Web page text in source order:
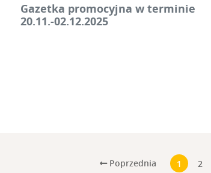
Gazetka promocyjna w terminie
20.11.-02.12.2025
Poprzednia 1 2